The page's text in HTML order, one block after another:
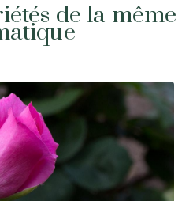
de la même